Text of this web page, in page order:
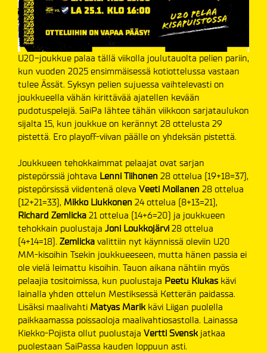
U20-joukkue palaa tällä viikolla joulutauolta pelien pariin,
kun vuoden 2025 ensimmäisessä kotiottelussa vastaan
tulee Ässät. Syksyn pelien sujuessa vaihtelevasti on
joukkueella vähän kirittävää ajatellen kevään
pudotuspelejä. SaiPa lähtee tähän viikkoon sarjataulukon
sijalta 15, kun joukkue on kerännyt 28 ottelusta 29
pistettä. Ero playoff-viivan päälle on yhdeksän pistettä.
Joukkueen tehokkaimmat pelaajat ovat sarjan
pistepörssiä johtava Lenni Tiihonen 28 ottelua (19+18=37),
pistepörsissä viidentenä oleva Veeti Moilanen 28 ottelua
(12+21=33), Mikko Liukkonen 24 ottelua (8+13=21),
Richard Zemlicka 21 ottelua (14+6=20) ja joukkueen
tehokkain puolustaja Joni Loukkojärvi 28 ottelua
(4+14=18). Zemlicka valittiin nyt käynnissä oleviin U20
MM-kisoihin Tsekin joukkueeseen, mutta hänen passia ei
ole vielä leimattu kisoihin. Tauon aikana nähtiin myös
pelaajia tositoimissa, kun puolustaja Peetu Kiukas kävi
lainalla yhden ottelun Mestiksessä Ketterän paidassa.
Lisäksi maalivahti Matyas Marik kävi Liigan puolella
paikkaamassa poissaoloja maalivahtiosastolla. Lainassa
Kiekko-Pojista ollut puolustaja Vertti Svensk jatkaa
puolestaan SaiPassa kauden loppuun asti.